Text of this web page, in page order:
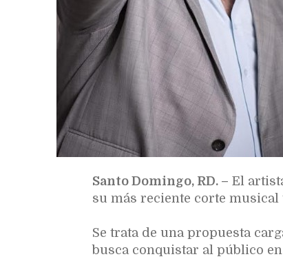
Santo Domingo, RD. – El
su más reciente corte musical
Se trata de una propuesta
busca conquistar al público